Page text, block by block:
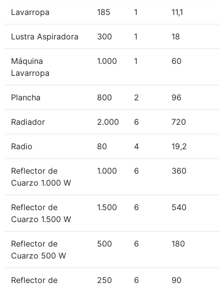
Lavarropa 185 1 11,1
Lustra Aspiradora 300 1 18
Máquina
Lavarropa
1.000 1 60
Plancha 800 2 96
Radiador 2.000 6 720
Radio 80 4 19,2
Reflector de
Cuarzo 1.000 W
1.000 6 360
Reflector de
Cuarzo 1.500 W
1.500 6 540
Reflector de
Cuarzo 500 W
500 6 180
Reflector de
250 6 90